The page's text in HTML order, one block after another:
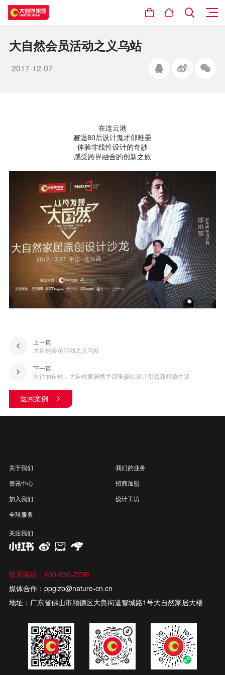
大自然会员活动之义乌站
2017-12-07
在连云港
邂逅80后设计鬼才邵唯晏
体验非线性设计的奇妙
感受跨界融合的创新之旅
上一篇
大自然会员活动之义乌站
返回案例
下一篇
向往的自然，大自然家居携手邵唯晏以设计引领新精致生活
关于我们
我们的业务
资讯中心
招商加盟
加入我们
设计工坊
全球服务
关注我们
联系电话：400-830-2796
媒体合作：ppglzb@nature-cn.cn
地址：广东省佛山市顺德区大良街道智城路1号大自然家居大楼